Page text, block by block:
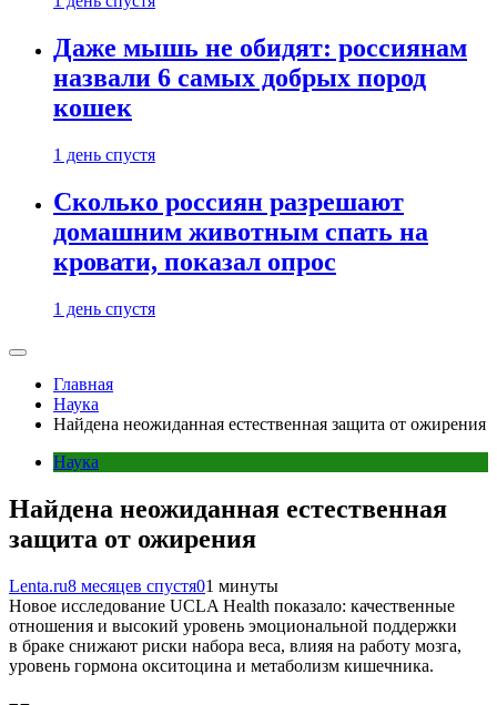
Даже мышь не обидят: россиянам
назвали 6 самых добрых пород
кошек
1 день спустя
Сколько россиян разрешают
домашним животным спать на
кровати, показал опрос
1 день спустя
Главная
Наука
Найдена неожиданная естественная защита от ожирения
Наука
Найдена неожиданная естественная
защита от ожирения
Lenta.ru8 месяцев спустя01 минуты
Новое исследование UCLA Health показало: качественные
отношения и высокий уровень эмоциональной поддержки
в браке снижают риски набора веса, влияя на работу мозга,
уровень гормона окситоцина и метаболизм кишечника.